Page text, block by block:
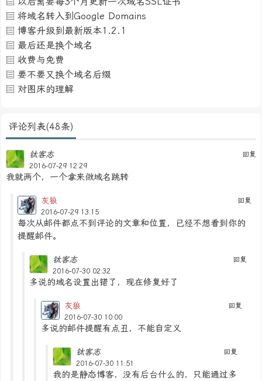
将域名转入到Google Domains
博客升级到最新版本1.2.1
最后还是换个域名
收费与免费
要不要又换个域名后缀
对图床的理解
评论列表(48条)
回复
钛客志
2016-07-29 12:29
我就两个，一个拿来做域名跳转
回复
灰狼
2016-07-29 13:15
每次从邮件都点不到评论的文章和位置，已经不想看到你的
提醒邮件。
回复
钛客志
2016-07-30 02:32
多说的域名设置出错了，现在修复好了
回复
灰狼
2016-07-30 10:00
多说的邮件提醒有点丑，不能自定义
回复
钛客志
2016-07-30 11:51
我的是静态博客，没有后台什么的，只能通过多